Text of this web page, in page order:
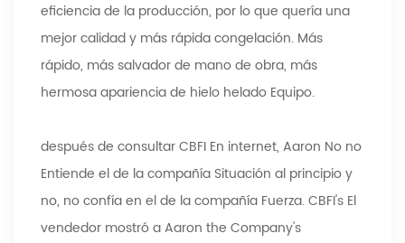
eficiencia de la producción, por lo que quería una
mejor calidad y más rápida congelación. Más
rápido, más salvador de mano de obra, más
hermosa apariencia de hielo helado Equipo.
después de consultar CBFI En internet, Aaron No no
Entiende el de la compañía Situación al principio y
no, no confía en el de la compañía Fuerza. CBFI's El
vendedor mostró a Aaron the Company's